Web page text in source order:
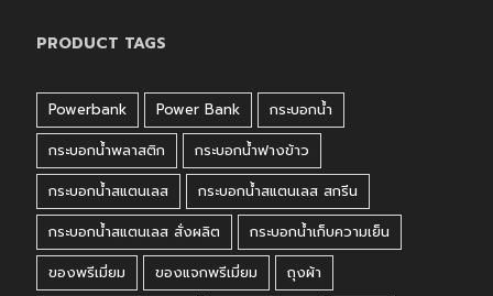
PRODUCT TAGS
Powerbank Power Bank
กระบอกน้ำ
กระบอกน้ำพลาสติก
กระบอกน้ำฟางข้าว
กระบอกน้ำสแตนเลส
กระบอกน้ำสแตนเลส สกรีน
กระบอกน้ำสแตนเลส สั่งผลิต
กระบอกน้ำเก็บความเย็น
ของพรีเมี่ยม
ของแจกพรีเมี่ยม
ถุงผ้า